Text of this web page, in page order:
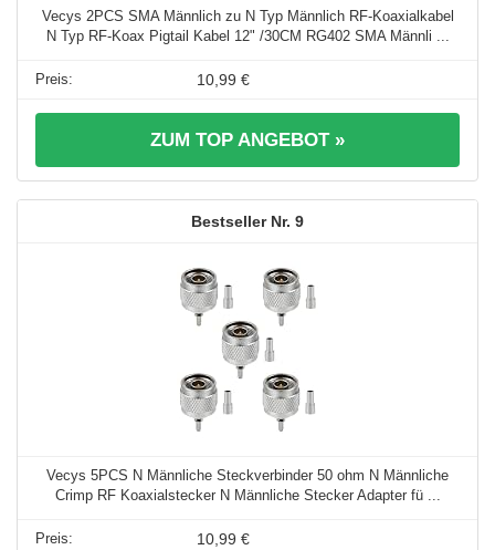
Vecys 2PCS SMA Männlich zu N Typ Männlich RF-Koaxialkabel
N Typ RF-Koax Pigtail Kabel 12" /30CM RG402 SMA Männli ...
10,99 €
ZUM TOP ANGEBOT »
9
Vecys 5PCS N Männliche Steckverbinder 50 ohm N Männliche
Crimp RF Koaxialstecker N Männliche Stecker Adapter fü ...
10,99 €